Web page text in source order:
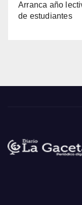
Arranca año
de estudiantes